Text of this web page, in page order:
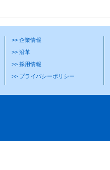
>> 企業情報
>> 沿革
>> 採用情報
>> プライバシーポリシー